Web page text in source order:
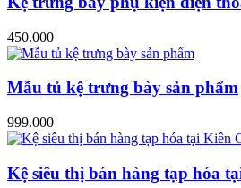
450.000
Mẫu tủ kệ trưng bày sản phẩm
999.000
Kệ siêu thị bán hàng tạp hóa